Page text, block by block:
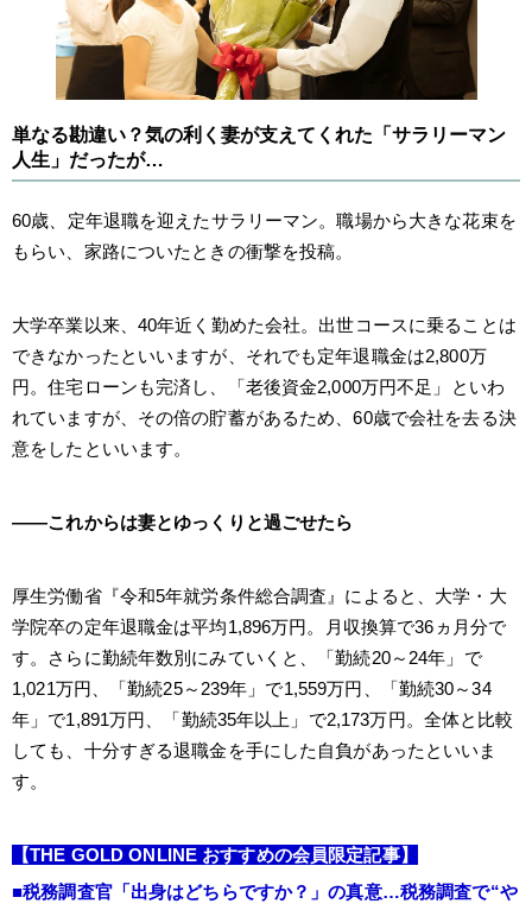
単なる勘違い？気の利く妻が支えてくれた「サラリーマン
人生」だったが…
60歳、定年退職を迎えたサラリーマン。職場から大きな花束を
もらい、家路についたときの衝撃を投稿。
大学卒業以来、40年近く勤めた会社。出世コースに乗ることは
できなかったといいますが、それでも定年退職金は2,800万
円。住宅ローンも完済し、「老後資金2,000万円不足」といわ
れていますが、その倍の貯蓄があるため、60歳で会社を去る決
意をしたといいます。
――これからは妻とゆっくりと過ごせたら
厚生労働省『令和5年就労条件総合調査』によると、大学・大
学院卒の定年退職金は平均1,896万円。月収換算で36ヵ月分で
す。さらに勤続年数別にみていくと、「勤続20～24年」で
1,021万円、「勤続25～239年」で1,559万円、「勤続30～34
年」で1,891万円、「勤続35年以上」で2,173万円。全体と比較
しても、十分すぎる退職金を手にした自負があったといいま
す。
【THE GOLD ONLINE おすすめの会員限定記事】
■税務調査官「出身はどちらですか？」の真意…税務調査で“や